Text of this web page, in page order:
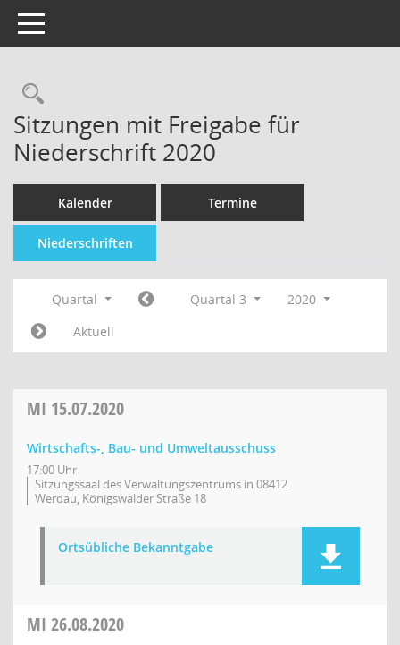
Toggle navigation
Sitzungen mit Freigabe für
Niederschrift 2020
Kalender Termine
Niederschriften
Quartal Quartal 3
2020
Aktuell
MI 15.07.2020
Wirtschafts-, Bau- und Umweltausschuss
17:00 Uhr
Sitzungssaal des Verwaltungszentrums in 08412
Werdau, Königswalder Straße 18
Ortsübliche Bekanntgabe
MI 26.08.2020